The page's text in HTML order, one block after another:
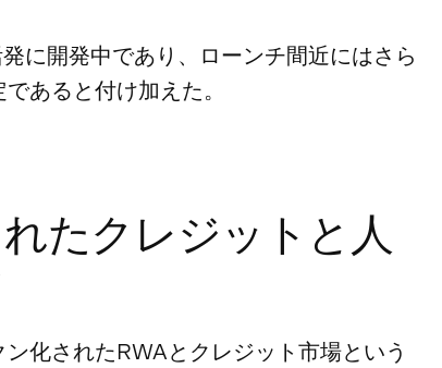
に開発中であり、ローンチ間近にはさら
あると付け加えた。
たクレジットと人
化されたRWAとクレジット市場という